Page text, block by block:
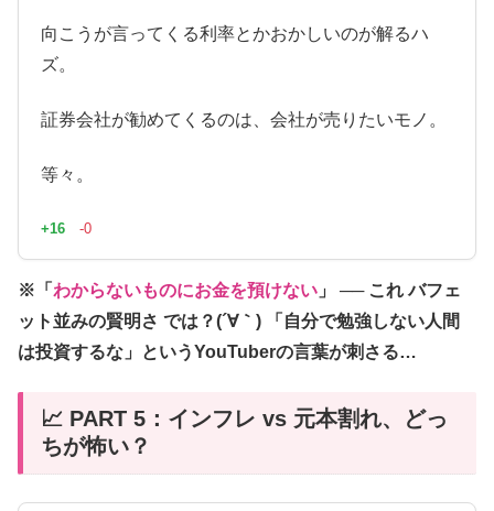
向こうが言ってくる利率とかおかしいのが解るハ
ズ。
証券会社が勧めてくるのは、会社が売りたいモノ。
等々。
+16 -0
※「 わからないものにお金を預けない 」 ── これバフェ
ット並みの賢明さ では？(´∀｀) 「自分で勉強しない人間
は投資するな」というYouTuberの言葉が刺さる…
📈 PART 5：インフレ vs 元本割れ、どっ
ちが怖い？